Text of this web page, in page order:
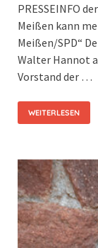
PRESSEINFO
Meißen kann
Meißen/SPD“
Walter Hannot
Vorstand der …
WEITERLESEN